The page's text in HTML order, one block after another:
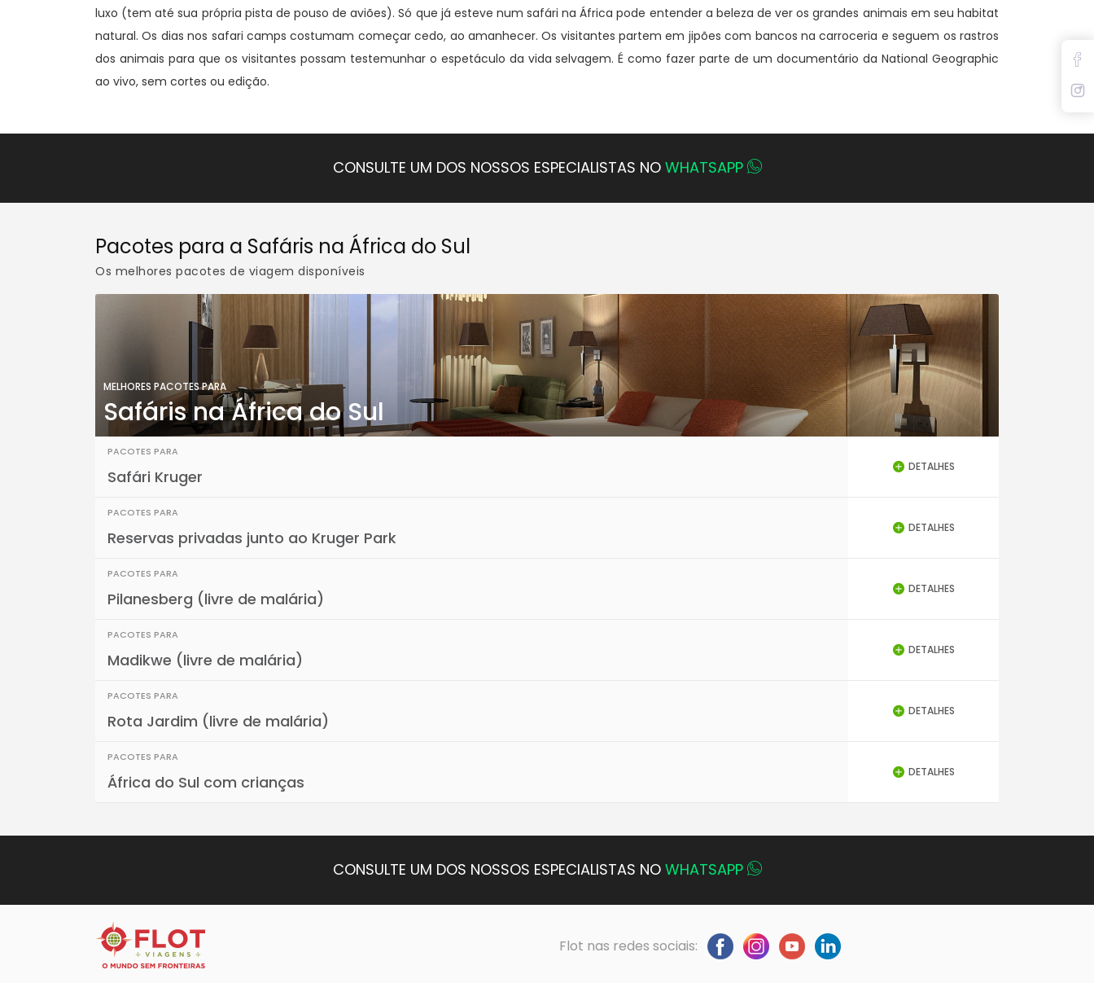
luxo (tem até sua própria pista de pouso de aviões). Só que já esteve num safári na África pode entender a beleza de ver os grandes animais em seu habitat
natural. Os dias nos safari camps costumam começar cedo, ao amanhecer. Os visitantes partem em jipões com bancos na carroceria e seguem os rastros
dos animais para que os visitantes possam testemunhar o espetáculo da vida selvagem. É como fazer parte de um documentário da National Geographic
ao vivo, sem cortes ou edição.
CONSULTE UM DOS NOSSOS ESPECIALISTAS NO WHATSAPP
Pacotes para a Safáris na África do Sul
Os melhores pacotes de viagem disponíveis
MELHORES PACOTES PARA
Safáris na África do Sul
PACOTES PARA
Safári Kruger
DETALHES
PACOTES PARA
Reservas privadas junto ao Kruger Park
DETALHES
PACOTES PARA
Pilanesberg (livre de malária)
DETALHES
PACOTES PARA
Madikwe (livre de malária)
DETALHES
PACOTES PARA
Rota Jardim (livre de malária)
DETALHES
PACOTES PARA
África do Sul com crianças
DETALHES
CONSULTE UM DOS NOSSOS ESPECIALISTAS NO WHATSAPP
Flot nas redes sociais: